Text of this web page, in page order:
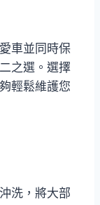
車並同時保
之選。選擇
輕鬆維護您
洗，將大部